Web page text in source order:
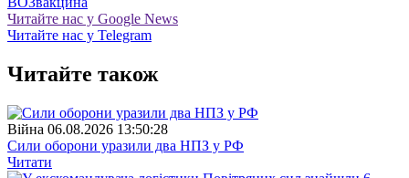
Читайте нас у Google News
Читайте нас у Telegram
Читайте також
Війна 06.08.2026 13:50:28
Сили оборони уразили два НПЗ у РФ
Читати